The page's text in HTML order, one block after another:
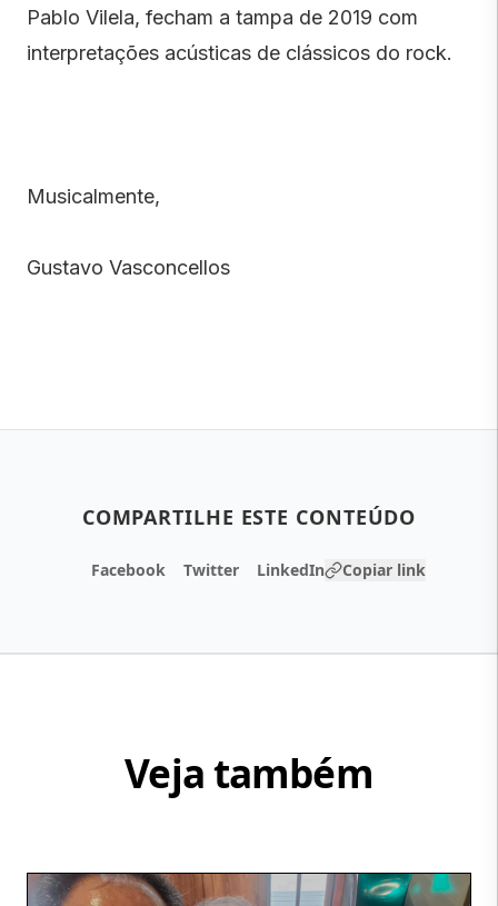
Pablo Vilela, fecham a tampa de 2019 com
interpretações acústicas de clássicos do rock.
Musicalmente,
Gustavo Vasconcellos
COMPARTILHE ESTE CONTEÚDO
Facebook Twitter LinkedIn Copiar link
Veja também